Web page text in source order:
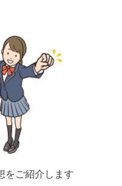
をご紹介します